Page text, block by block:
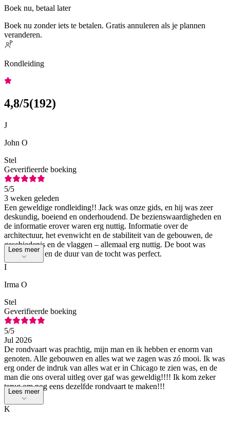
Boek nu, betaal later
Boek nu zonder iets te betalen. Gratis annuleren als je plannen
veranderen.
Rondleiding
4,8/5(192)
J
John O
Stel
Geverifieerde boeking
5/5
3 weken geleden
Een geweldige rondleiding!! Jack was onze gids, en hij was zeer
deskundig, boeiend en onderhoudend. De bezienswaardigheden en
de informatie erover waren erg nuttig. Informatie over de
architectuur, het evenwicht en de stabiliteit van de gebouwen, de
geschiedenis en de vlaggen – allemaal erg nuttig. De boot was
comfortabel en de duur van de tocht was perfect.
Lees meer
I
Irma O
Stel
Geverifieerde boeking
5/5
Jul 2026
De rondvaart was prachtig, mijn man en ik hebben er enorm van
genoten. Alle gebouwen en alles wat we zagen was zó mooi. Ik was
erg onder de indruk van alles wat er in Chicago te zien was, en de
man die ons overal uitleg over gaf was geweldig!!!! Ik kom zeker
terug om nog eens dezelfde rondvaart te maken!!!
Lees meer
K